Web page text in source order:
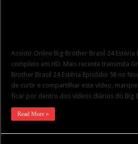
Assistir Online Big Brother Brasil 24
completo em HD. Mais recente transmita
Brother Brasil 24 Estéria Episódio 58 no
de curtir e compartilhar este vídeo,
ficar por dentro dos vídeos diários do Big
Read More »